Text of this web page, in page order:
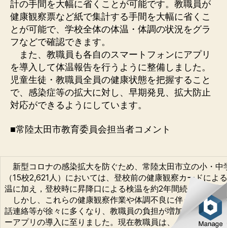
計の手間を大幅に省くことが可能です。教職員が
健康観察票など紙で集計する手間を大幅に省くこ
とが可能で、学校全体の体温・体調の状況をグラ
フなどで確認できます。
また、教職員も各自のスマートフォンにアプリ
を導入して体温報告を行うように整備しました。
児童生徒・教職員全員の健康状態を把握すること
で、感染症等の拡大に対し、早期発見、拡大防止
対応ができるようにしています。
■常陸太田市教育委員会担当者コメント
新型コロナの感染拡大を防ぐため、常陸太田市立の小・中
（15校2,621人）においては、登校前の健康観察カードによ
温に加え，登校時に昇降口による検温を約2年間続けてきま
しかし、これらの健康観察作業や体調不良に伴う保護者か
話連絡等が徐々に多くなり、教職員の負担が増加したことで
ーアプリの導入に至りました。現在教職員は、ＰＣ画面上で